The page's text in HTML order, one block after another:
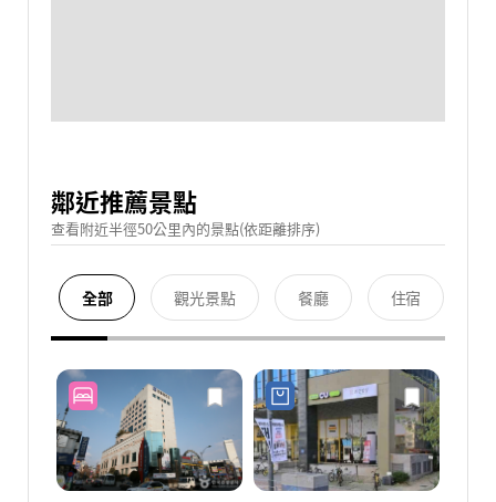
鄰近推薦景點
查看附近半徑50公里內的景點(依距離排序)
全部 觀光景點 餐廳 住宿